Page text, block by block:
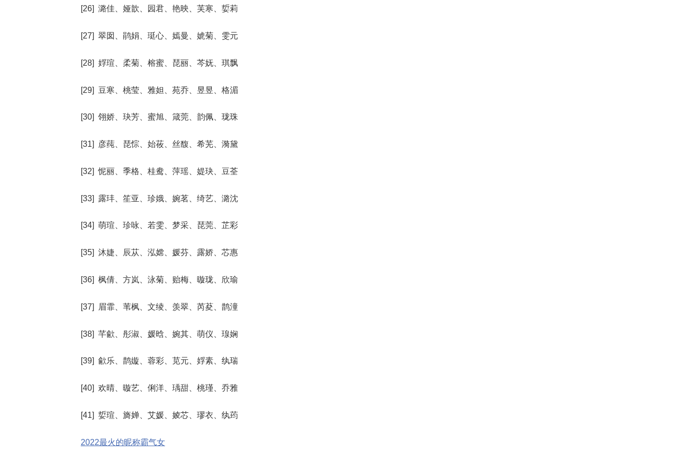
[26] 潞佳、娅歆、园君、艳映、芙寒、娎莉
[27] 翠囡、鹃娟、珽心、嫣曼、婋菊、雯元
[28] 娐瑄、柔菊、榕蜜、琵丽、芩妩、琪飘
[29] 豆寒、桃莹、雅妲、苑乔、昱昱、格湄
[30] 翎娇、玦芳、蜜旭、箴莞、韵佩、珑珠
[31] 彦莼、琵悰、始莜、丝馥、希芜、漪黛
[32] 怩丽、季格、桂鸯、萍瑶、媞玦、豆荃
[33] 露玤、笙亚、珍娥、婉茗、绮艺、潞沈
[34] 萌瑄、珍咏、若雯、梦采、琵莞、芷彩
[35] 沐婕、辰苁、泓嫦、媛芬、露娇、芯惠
[36] 枫倩、方岚、泳菊、贻梅、暶珑、欣瑜
[37] 眉霏、苇枫、文绫、羡翠、芮荾、鹊潼
[38] 芊歈、彤淑、媛晗、婉其、萌仪、瑔娴
[39] 歈乐、鹊嫙、蓉彩、苋元、娐素、纨瑞
[40] 欢晴、暶艺、俐洋、瑀甜、桃瑾、乔雅
[41] 娎瑄、旖婵、艾媛、婈芯、璆衣、纨荺
2022最火的昵称霸气女